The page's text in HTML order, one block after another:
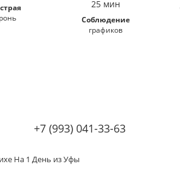
Соблюдение
графиков
+7 (993) 041-33-63
На 1 День из Уфы